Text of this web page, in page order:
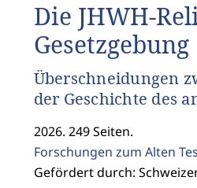
Die JHWH-
Gesetzgebung
Überschneidungen
der Geschichte des
2026. 249 Seiten.
Forschungen zum Alten
Gefördert durch: